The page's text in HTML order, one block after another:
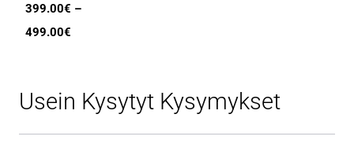
399.00€ –
499.00€
499.00€
Usein Kysytyt Kysymykset